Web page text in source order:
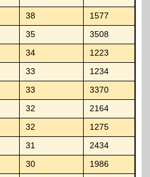
38 1577
35 3508
34 1223
33 1234
33 3370
32 2164
32 1275
31 2434
30 1986